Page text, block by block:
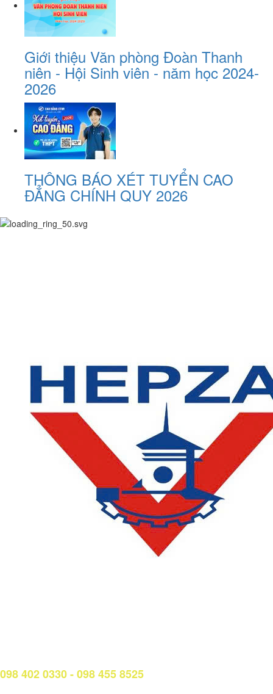
Giới thiệu Văn phòng Đoàn Thanh
niên - Hội Sinh viên - năm học 2024-
2026
THÔNG BÁO XÉT TUYỂN CAO
ĐẲNG CHÍNH QUY 2026
098 402 0330 - 098 455 8525